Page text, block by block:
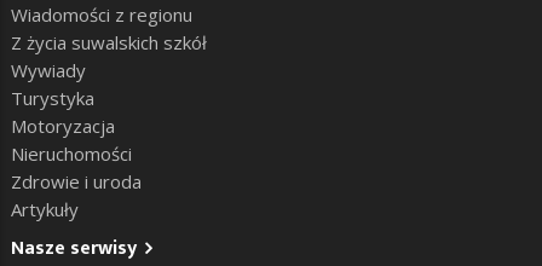
Wiadomości z regionu
Z życia suwalskich szkół
Wywiady
Turystyka
Motoryzacja
Nieruchomości
Zdrowie i uroda
Artykuły
Nasze serwisy